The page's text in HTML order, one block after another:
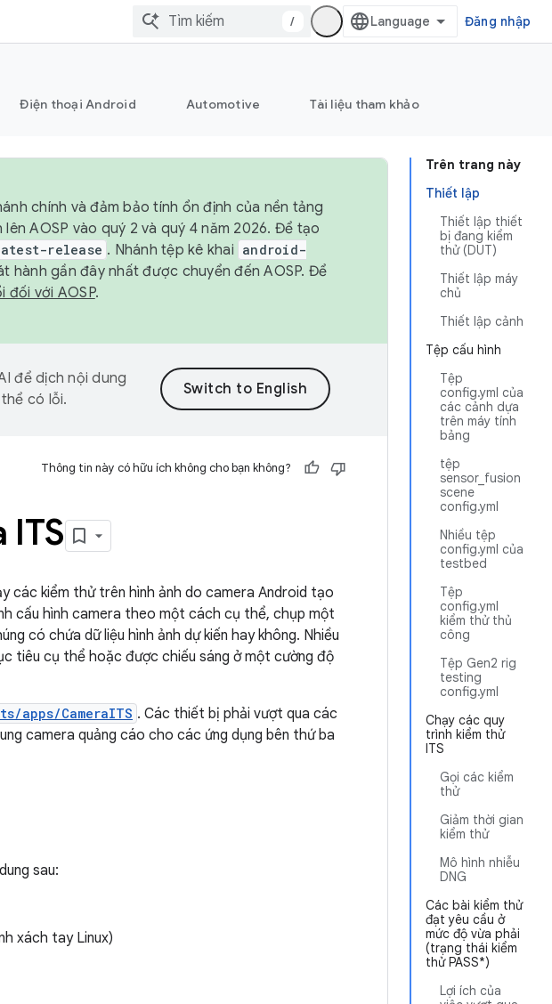
/ Đăng nhập
Điện thoại Android Automotive Tài liệu tham khảo
Trên trang này
Thiết lập
Thiết lập thiết
bị đang kiểm
thử (DUT)
Thiết lập máy
chủ
Thiết lập cảnh
Tệp cấu hình
Tệp
config.yml của
các cảnh dựa
trên máy tính
bảng
tệp
sensor_fusion
scene
config.yml
Nhiều tệp
config.yml của
testbed
Tệp
config.yml
kiểm thử thủ
công
Tệp Gen2 rig
testing
config.yml
Chạy các quy
trình kiểm thử
ITS
Gọi các kiểm
thử
Giảm thời gian
kiểm thử
Mô hình nhiễu
DNG
Các bài kiểm thử
đạt yêu cầu ở
mức độ vừa phải
(trạng thái kiểm
thử PASS*)
Lợi ích của
chính và đảm bảo tính ổn định của nền tảng
AOSP vào quý 2 và quý 4 năm 2026. Để tạo
release . Nhánh tệp kê khai android-
hành gần đây nhất được chuyển đến AOSP. Để
đối với AOSP.
để dịch nội dung
có lỗi.
Thông tin này có hữu ích không cho bạn không?
các kiểm thử trên hình ảnh do camera Android tạo
cấu hình camera theo một cách cụ thể, chụp một
có chứa dữ liệu hình ảnh dự kiến hay không. Nhiều
tiêu cụ thể hoặc được chiếu sáng ở một cường độ
apps/CameraITS . Các thiết bị phải vượt qua các
camera quảng cáo cho các ứng dụng bên thứ ba
sau:
xách tay Linux)